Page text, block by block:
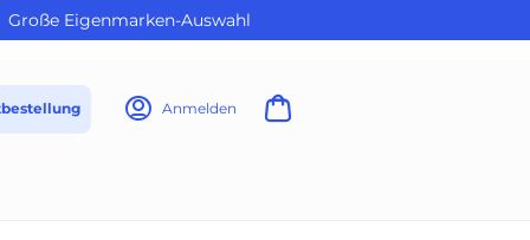
Große Eigenmarken-Auswahl
Anmelden